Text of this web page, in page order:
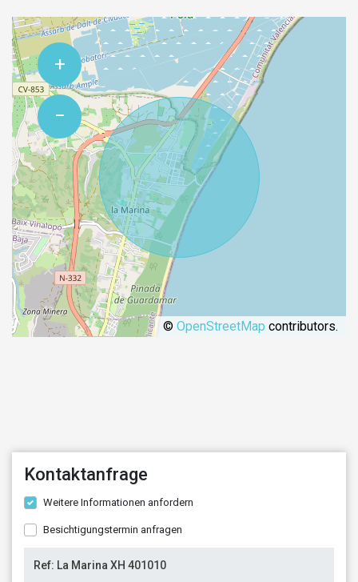
+
−
© OpenStreetMap contributors.
Kontaktanfrage
Weitere Informationen anfordern
Besichtigungstermin anfragen